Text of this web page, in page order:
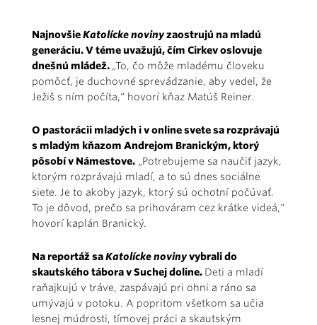
NajnovšieKatolícke novinyzaostrujú na mladú
generáciu. V téme uvažujú, čím Cirkev oslovuje
dnešnú mládež. „To, čo môže mladému človeku
pomôcť, je duchovné sprevádzanie, aby vedel, že
Ježiš s ním počíta,“ hovorí kňaz Matúš Reiner.
O pastorácii mladých i v online svete sa rozprávajú
s mladým kňazom Andrejom Branickým, ktorý
pôsobí v Námestove. „Potrebujeme sa naučiť jazyk,
ktorým rozprávajú mladí, a to sú dnes sociálne
siete. Je to akoby jazyk, ktorý sú ochotní počúvať.
To je dôvod, prečo sa prihováram cez krátke videá,“
hovorí kaplán Branický.
Na reportáž saKatolícke novinyvybrali do
skautského tábora v Suchej doline. Deti a mladí
raňajkujú v tráve, zaspávajú pri ohni a ráno sa
umývajú v potoku. A popritom všetkom sa učia
lesnej múdrosti, tímovej práci a skautským